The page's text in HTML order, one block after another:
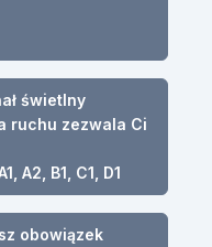
świetlny
ruchu zezwala Ci
A2, B1, C1, D1
obowiązek